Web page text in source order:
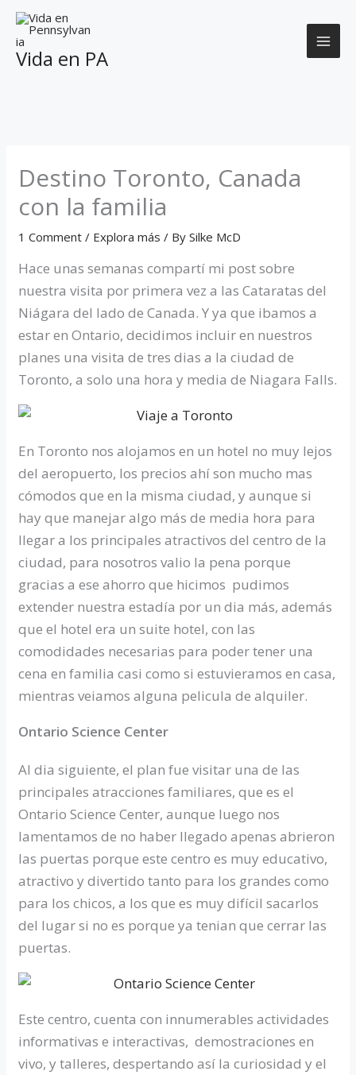
Skip
content
Vida en PA
Destino Toronto, Canada
con la familia
1 Comment / Explora más / BySilke McD
Hace unas semanas compartí mi post sobre
nuestra visita por primera vez a las Cataratas del
Niágara del lado de Canada. Y ya que ibamos a
estar en Ontario, decidimos incluir en nuestros
planes una visita de tres dias a la ciudad de
Toronto, a solo una hora y media de Niagara Falls.
En Toronto nos alojamos en un hotel no muy lejos
del aeropuerto, los precios ahí son mucho mas
cómodos que en la misma ciudad, y aunque si
hay que manejar algo más de media hora para
llegar a los principales atractivos del centro de la
ciudad, para nosotros valio la pena porque
gracias a ese ahorro que hicimos pudimos
extender nuestra estadía por un dia más, además
que el hotel era un suite hotel, con las
comodidades necesarias para poder tener una
cena en familia casi como si estuvieramos en casa,
mientras veiamos alguna pelicula de alquiler.
Ontario Science Center
Al dia siguiente, el plan fue visitar una de las
principales atracciones familiares, que es el
Ontario Science Center, aunque luego nos
lamentamos de no haber llegado apenas abrieron
las puertas porque este centro es muy educativo,
atractivo y divertido tanto para los grandes como
para los chicos, a los que es muy difícil sacarlos
del lugar si no es porque ya tenian que cerrar las
puertas.
Este centro, cuenta con innumerables actividades
informativas e interactivas, demostraciones en
vivo, y talleres, despertando así la curiosidad y el